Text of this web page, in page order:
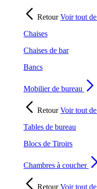
RetourVoir tout de
Chaises
Chaises de bar
Bancs
Mobilier de bureau
RetourVoir tout de
Tables de bureau
Blocs de Tiroirs
Chambres à coucher
RetourVoir tout de